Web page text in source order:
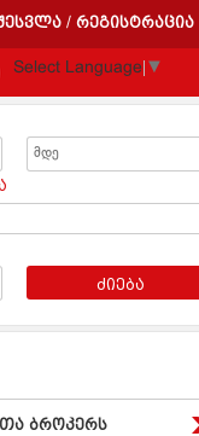
/ რეგისტრაცია
Select Language ▼
ძიება
ბროკერს